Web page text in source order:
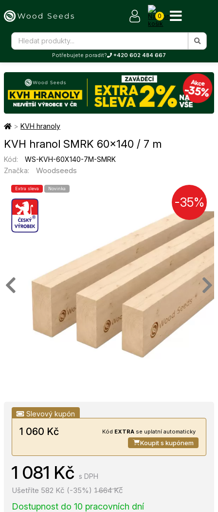
0
Potřebujete poradit? +420 602 484 667
> KVH hranoly
KVH hranol SMRK 60×140 / 7 m
Kód:
WS-KVH-60X140-7M-SMRK
Značka:
Woodseeds
Extra sleva Novinka
-35%
Slevový kupón
1 060 Kč Kód EXTRA se uplatní automaticky
Koupit s kupónem
1 081 Kč s DPH
1 664 Kč
Ušetříte 582 Kč (-35%)
Dostupnost do 10 pracovních dní